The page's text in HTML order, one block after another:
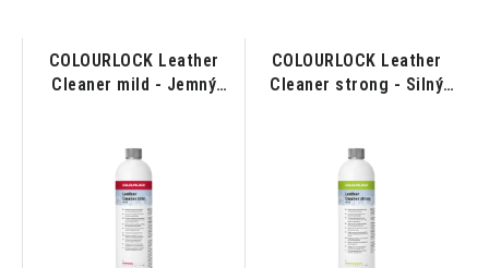
COLOURLOCK Leather
Cleaner mild - Jemný
COLOURLOCK Leather
Cleaner strong - Silný